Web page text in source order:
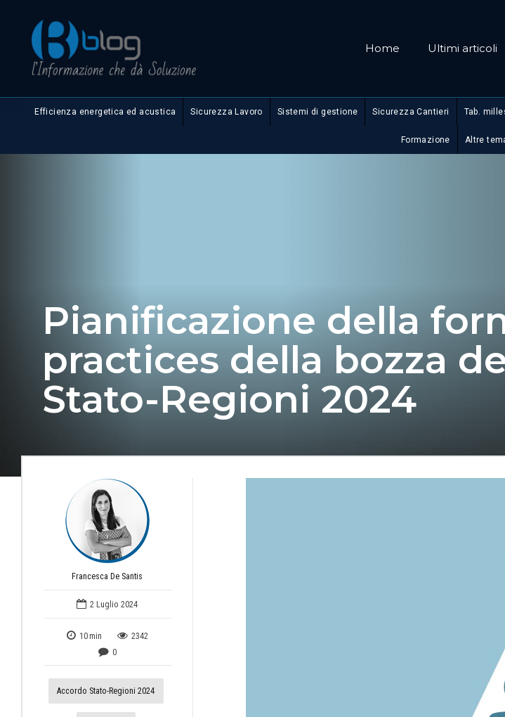
Home Ultimi articoli
Efficienza energetica ed acustica Sicurezza Lavoro Sistemi di gestione Sicurezza Cantieri Tab.
Formazione Altre
Pianificazione della
practices della bozza
Stato-Regioni 2024
Francesca De Santis
2 Luglio 2024
10 min
2342
0
Accordo Stato-Regioni 2024